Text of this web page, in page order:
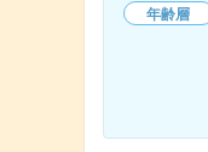
年齢層